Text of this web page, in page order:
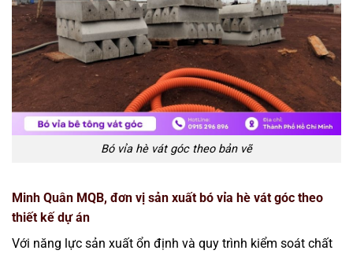
Bó vỉa hè vát góc theo bản vẽ
Minh Quân MQB, đơn vị sản xuất bó vỉa hè vát góc theo
thiết kế dự án
Với năng lực sản xuất ổn định và quy trình kiểm soát chất